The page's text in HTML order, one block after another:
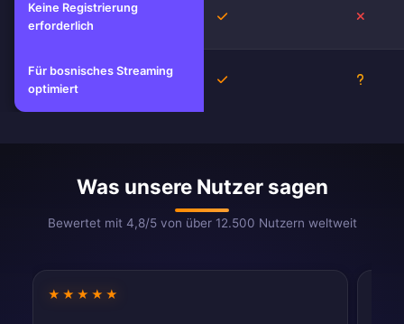
Keine Registrierung
erforderlich
Ja
Für bosnisches Streaming
optimiert
Ja
Was unsere Nutzer sagen
Bewertet mit 4,8/5 von über 12.500 Nutzern weltweit
★★★★★